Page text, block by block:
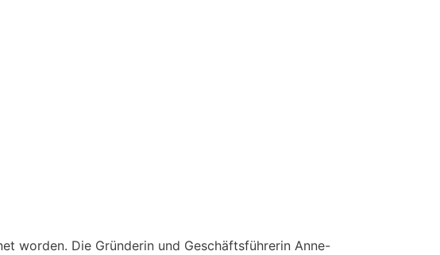
worden. Die Gründerin und Geschäftsführerin Anne-